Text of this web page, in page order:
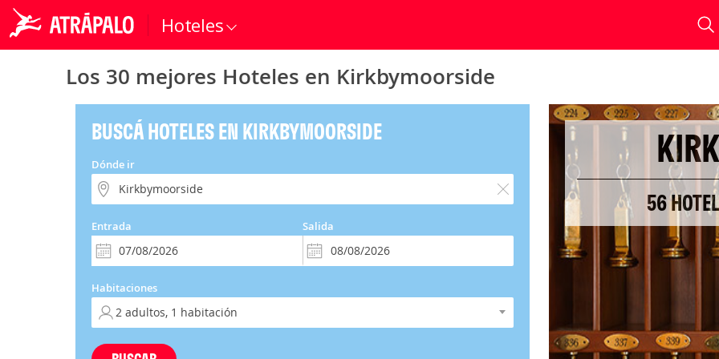
Hoteles
Los 30 mejores Hoteles en Kirkbymoorside
BUSCÁ HOTELES EN KIRKBYMOORSIDE
Dónde ir
Entrada Salida
Habitaciones
56